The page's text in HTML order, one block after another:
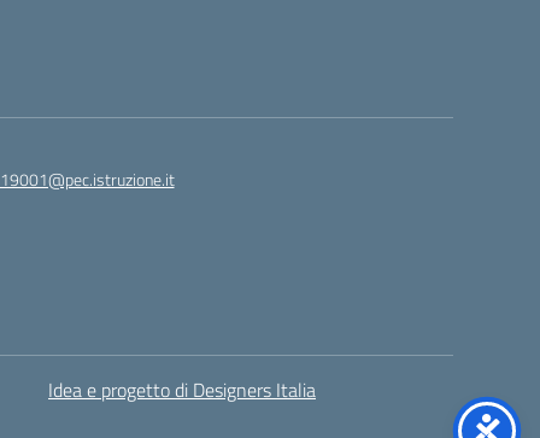
Idea e progetto di Designers Italia